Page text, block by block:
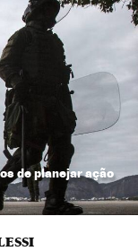
de planejar ação